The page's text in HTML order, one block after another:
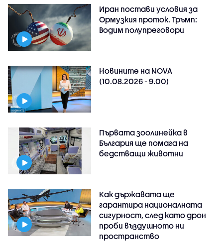
Иран постави условия за
Ормузкия проток. Тръмп:
Водим полупреговори
Новините на NOVA
(10.08.2026 - 9.00)
Първата зоолинейка в
България ще помага на
бедстващи животни
Как държавата ще
гарантира националната
сигурност, след като дрон
проби въздушното ни
пространство